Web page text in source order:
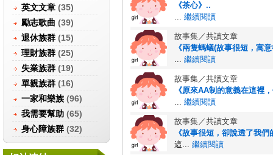
英文文章 (35)
勵志歌曲 (39)
退休族群 (15)
理財族群 (25)
失業族群 (19)
單親族群 (16)
一家和樂族 (96)
我需要幫助 (65)
身心障族群 (32)
《茶心》..
... 繼續閱讀
故事集／共讀文章
《兩隻螞蟻(故事很短，寓
... 繼續閱讀
故事集／共讀文章
《原來AA制的意義在這裡
... 繼續閱讀
故事集／共讀文章
《故事很短，卻說透了我們
這... 繼續閱讀